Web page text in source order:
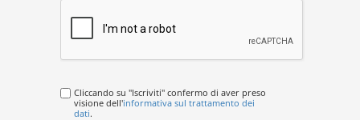
Cliccando su "Iscriviti" confermo di aver preso
visione dell'informativa sul trattamento dei
dati.